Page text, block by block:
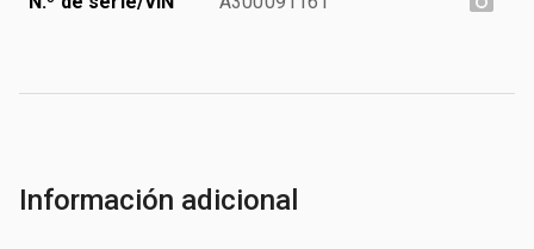
Información adicional